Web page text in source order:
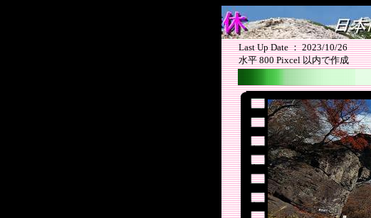
Last Up Date ： 2023/10/26
水平 800 Pixcel 以内で作成